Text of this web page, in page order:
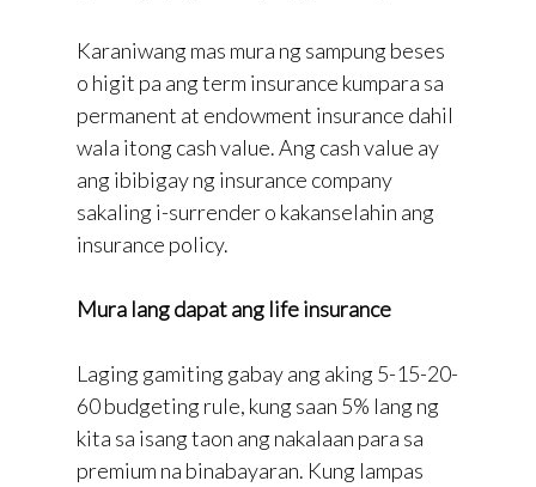
Karaniwang mas mura ng sampung beses
o higit pa ang term insurance kumpara sa
permanent at endowment insurance dahil
wala itong cash value. Ang cash value ay
ang ibibigay ng insurance company
sakaling i-surrender o kakanselahin ang
insurance policy.
Mura lang dapat ang life insurance
Laging gamiting gabay ang aking 5-15-20-
60 budgeting rule, kung saan 5% lang ng
kita sa isang taon ang nakalaan para sa
premium na binabayaran. Kung lampas